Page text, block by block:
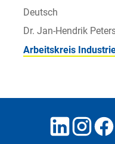
Deutsch
Dr. Jan-Hendrik
Arbeitskreis